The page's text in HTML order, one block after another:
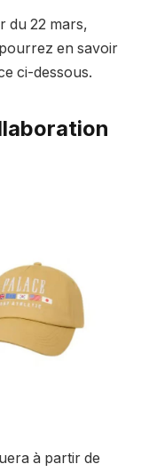
du 22 mars,
en savoir
ci-dessous.
à partir de